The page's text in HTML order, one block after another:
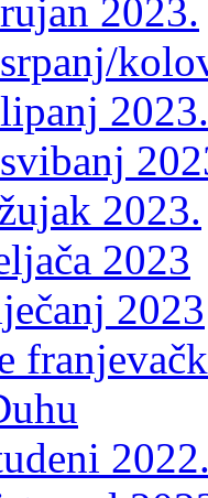
2023.
2023.
2023.
2023
2023